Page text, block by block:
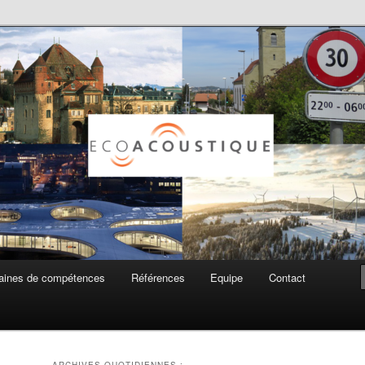
SA
de compétences Références Equipe Contact